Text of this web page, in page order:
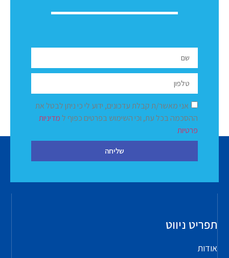
אני מאשר/ת קבלת עדכונים, ידוע לי כי ניתן לבטל את
ההסכמה בכל עת, וכי השימוש בפרטים כפוף למדיניות
פרטיות
שליחה
תפריט ניווט
אודות